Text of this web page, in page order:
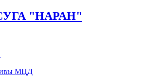
"НАРАН"
МЦД